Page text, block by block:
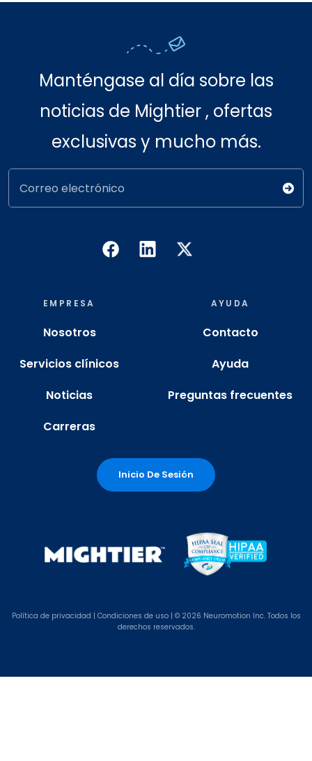
Manténgase al día sobre las
noticias de Mightier , ofertas
exclusivas y mucho más.
Correo electrónico
EMPRESA
Nosotros
Servicios clínicos
Noticias
Carreras
AYUDA
Contacto
Ayuda
Preguntas frecuentes
Inicio De Sesión
Política deprivacidad | Condiciones de uso| © 2026 Neuromotion Inc. Todos los
derechos reservados.